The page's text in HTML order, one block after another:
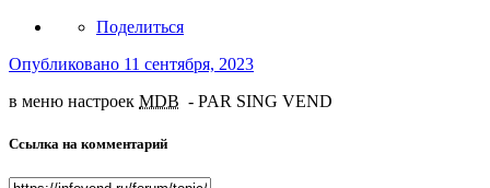
Поделиться
Опубликовано 11 сентября, 2023
в меню настроек MDB - PAR SING VEND
Ссылка на комментарий